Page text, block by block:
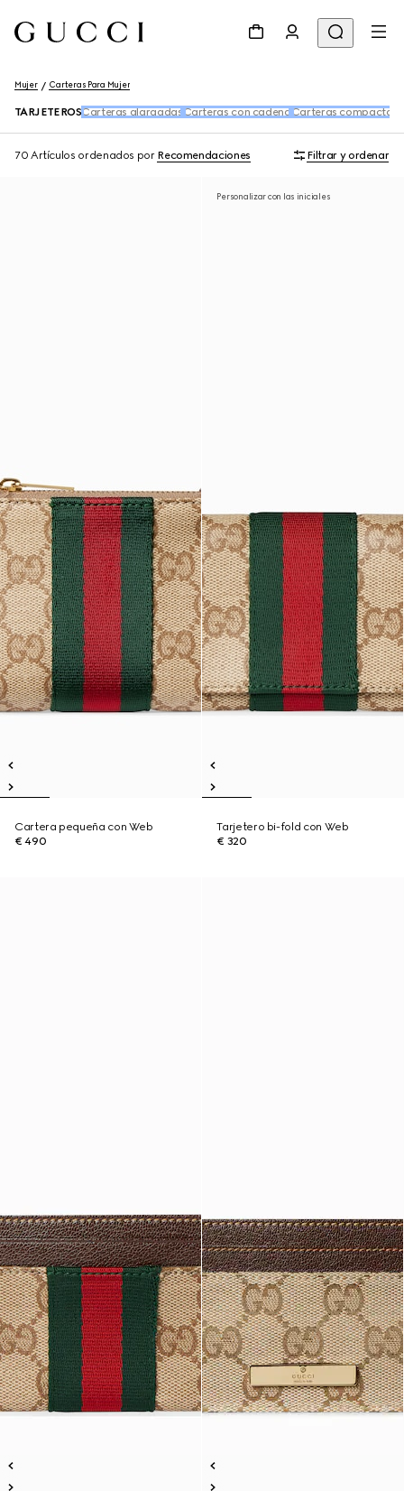
Mujer Carteras Para Mujer
TARJETEROS Carteras alargadas Carteras con cadena Carteras compactas
70 Artículos ordenados por Recomendaciones Filtrar y ordenar
Cartera pequeña con Web
€ 490
Personalizar con las iniciales
Tarjetero bi-fold con Web
€ 320